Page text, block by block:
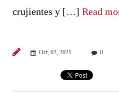
crujientes y […] Read
Oct, 02, 2021 0